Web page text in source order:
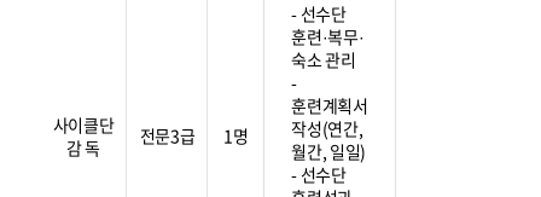
사이클단
감 독
전문3급 1명
- 선수단
훈련·복무·
숙소 관리
-
훈련계획서
작성(연간,
월간, 일일)
- 선수단